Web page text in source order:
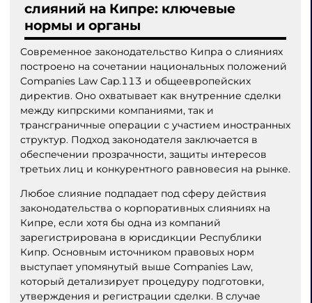
слияний на Кипре: ключевые
нормы и органы
Современное законодательство Кипра о слияниях
построено на сочетании национальных положений
Companies Law Cap.113 и общеевропейских
директив. Оно охватывает как внутренние сделки
между кипрскими компаниями, так и
трансграничные операции с участием иностранных
структур. Подход законодателя заключается в
обеспечении прозрачности, защиты интересов
третьих лиц и конкурентного равновесия на рынке.
Любое слияние подпадает под сферу действия
законодательства о корпоративных слияниях на
Кипре, если хотя бы одна из компаний
зарегистрирована в юрисдикции Республики
Кипр. Основным источником правовых норм
выступает упомянутый выше Companies Law,
который детализирует процедуру подготовки,
утверждения и регистрации сделки. В случае